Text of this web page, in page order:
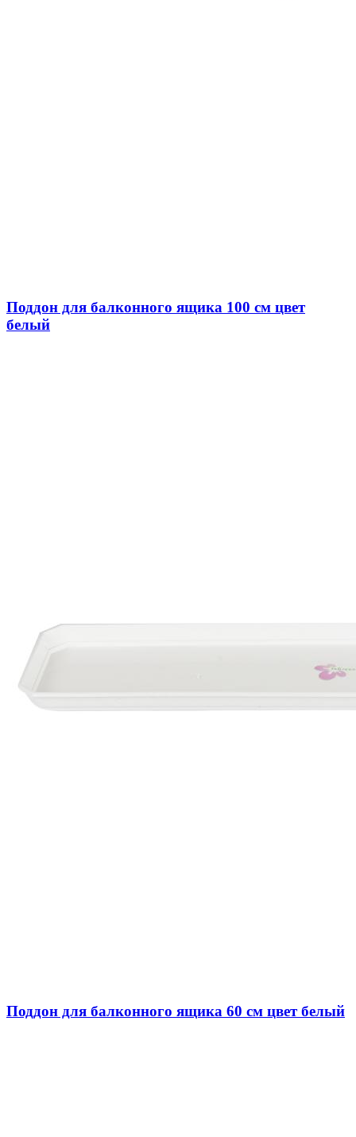
Поддон для балконного ящика 100 см цвет
белый
Поддон для балконного ящика 60 см цвет белый